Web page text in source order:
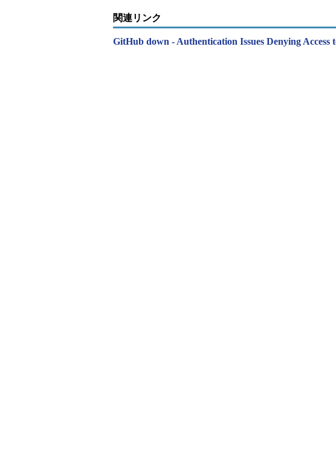
関連リンク
GitHub down - Authentication Issues Denying Access